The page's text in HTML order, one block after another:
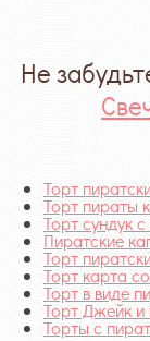
Не
Торт
Торт пираты
Торт сундук
Пиратские
Торт
Торт карта
Торт в виде
Торт Джейк и
Торты с